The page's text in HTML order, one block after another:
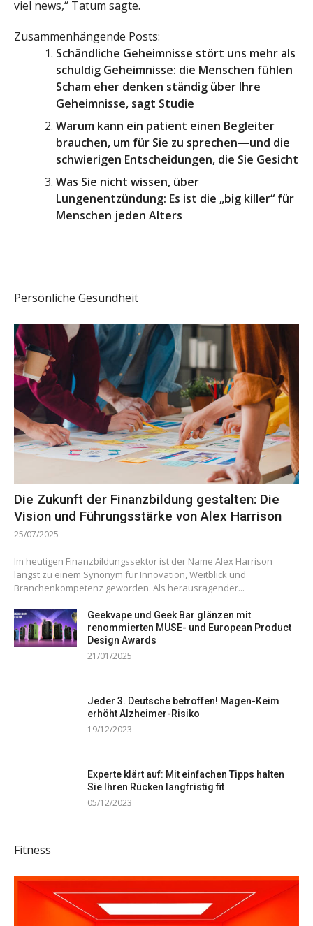
viel news,“ Tatum sagte.
Zusammenhängende Posts:
Schändliche Geheimnisse stört uns mehr als
schuldig Geheimnisse: die Menschen fühlen
Scham eher denken ständig über Ihre
Geheimnisse, sagt Studie
Warum kann ein patient einen Begleiter
brauchen, um für Sie zu sprechen—und die
schwierigen Entscheidungen, die Sie Gesicht
Was Sie nicht wissen, über
Lungenentzündung: Es ist die „big killer“ für
Menschen jeden Alters
Persönliche Gesundheit
Die Zukunft der Finanzbildung gestalten: Die
Vision und Führungsstärke von Alex Harrison
25/07/2025
Im heutigen Finanzbildungssektor ist der Name Alex Harrison
längst zu einem Synonym für Innovation, Weitblick und
Branchenkompetenz geworden. Als herausragender...
Geekvape und Geek Bar glänzen mit
renommierten MUSE- und European Product
Design Awards
21/01/2025
Jeder 3. Deutsche betroffen! Magen-Keim
erhöht Alzheimer-Risiko
19/12/2023
Experte klärt auf: Mit einfachen Tipps halten
Sie Ihren Rücken langfristig fit
05/12/2023
Fitness